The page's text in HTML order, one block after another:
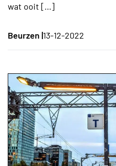
wat ooit […]
Beurzen |13-12-2022